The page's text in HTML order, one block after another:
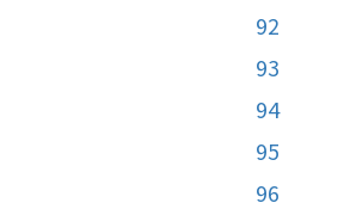
92
93
94
95
96